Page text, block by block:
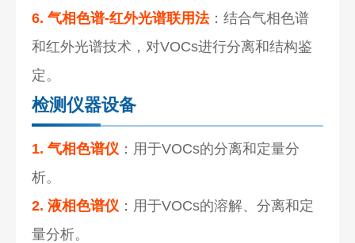
6. 气相色谱-红外光谱联用法：结合气相色谱
和红外光谱技术，对VOCs进行分离和结构鉴
定。
检测仪器设备
1. 气相色谱仪 ：用于VOCs的分离和定量分
析。
2. 液相色谱仪 ：用于VOCs的溶解、分离和定
量分析。